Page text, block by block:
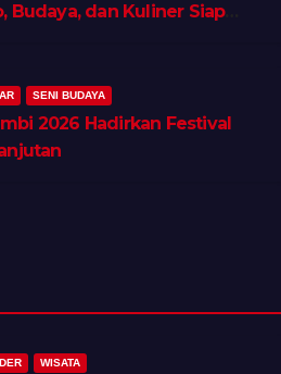
Budaya, dan Kuliner Siap
SENI BUDAYA
2026 Hadirkan Festival
WISATA